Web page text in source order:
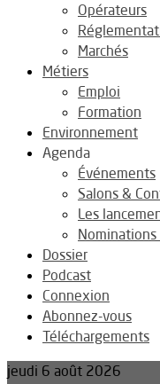
Opérateurs
Marchés
Métiers
Emploi
Formation
Environnement
Agenda
Événements
Salons &
Les
Dossier
Podcast
Connexion
Abonnez-vous
Téléchargements
jeudi 6 août 2026